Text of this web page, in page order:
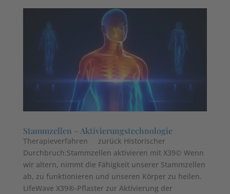
Stammzellen – Aktivierungstechnologie
Therapieverfahren zurück Historischer
Durchbruch:Stammzellen aktivieren mit X39© Wenn
wir altern, nimmt die Fähigkeit unserer Stammzellen
ab, zu funktionieren und unseren Körper zu heilen.
LifeWave X39®-Pflaster zur Aktivierung der